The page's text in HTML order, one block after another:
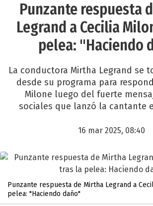
Punzante respuesta
Legrand a Cecilia
pelea: "Haciendo
La conductora Mirtha Legrand se
desde su programa para
Milone luego del fuerte
sociales que lanzó la cantante
16 mar 2025, 08:40
Punzante respuesta de Mirtha Legrand a
pelea: "Haciendo daño"